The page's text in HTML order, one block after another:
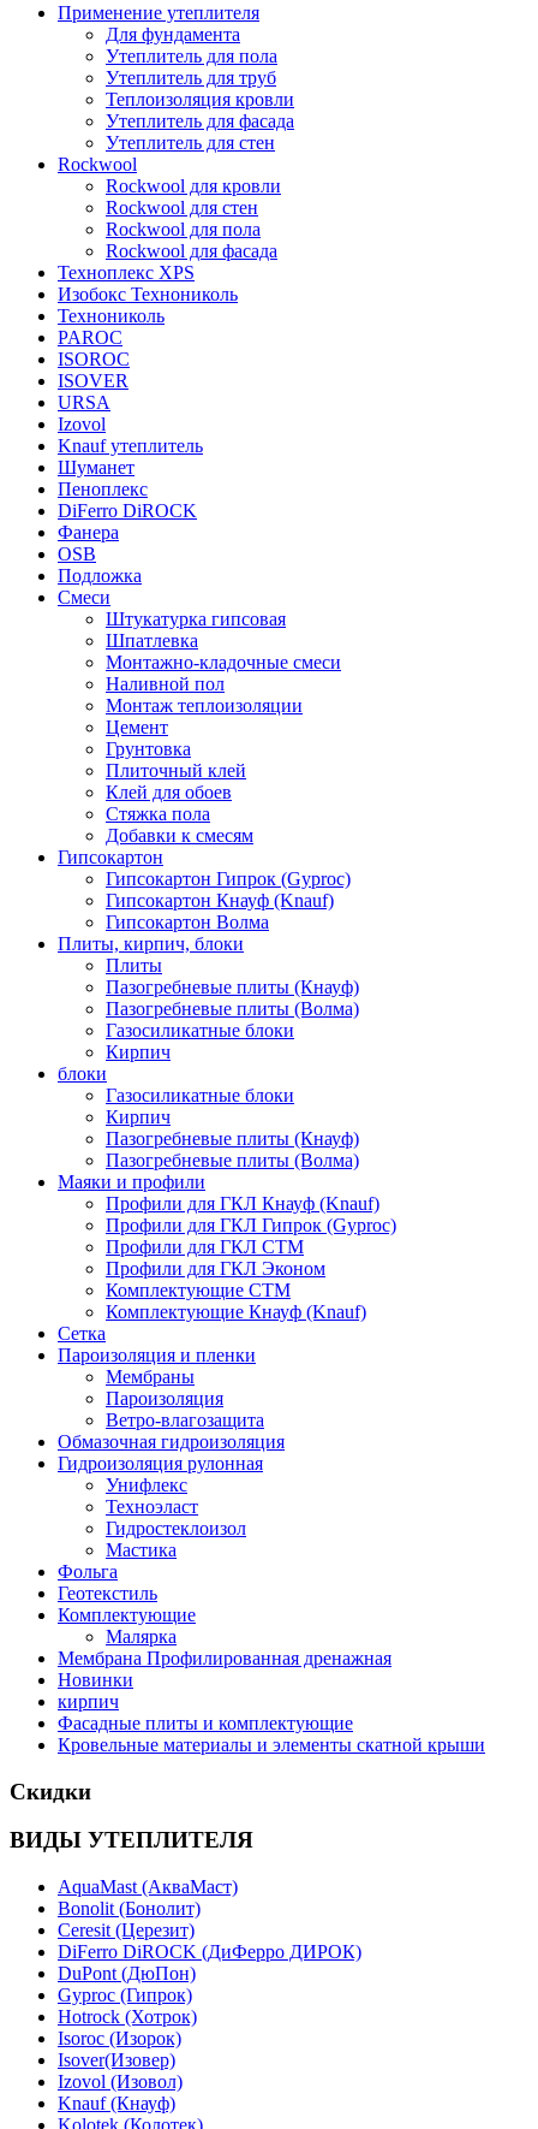
Применение утеплителя
Для фундамента
Утеплитель для пола
Утеплитель для труб
Теплоизоляция кровли
Утеплитель для фасада
Утеплитель для стен
Rockwool
Rockwool для кровли
Rockwool для стен
Rockwool для пола
Rockwool для фасада
Техноплекс XPS
Изобокс Технониколь
Технониколь
PAROC
ISOROC
ISOVER
URSA
Izovol
Knauf утеплитель
Шуманет
Пеноплекс
DiFerro DiROCK
Фанера
OSB
Подложка
Смеси
Штукатурка гипсовая
Шпатлевка
Монтажно-кладочные смеси
Наливной пол
Монтаж теплоизоляции
Цемент
Грунтовка
Плиточный клей
Клей для обоев
Стяжка пола
Добавки к смесям
Гипсокартон
Гипсокартон Гипрок (Gyproc)
Гипсокартон Кнауф (Knauf)
Гипсокартон Волма
Плиты, кирпич, блоки
Плиты
Пазогребневые плиты (Кнауф)
Пазогребневые плиты (Волма)
Газосиликатные блоки
Кирпич
блоки
Газосиликатные блоки
Кирпич
Пазогребневые плиты (Кнауф)
Пазогребневые плиты (Волма)
Маяки и профили
Профили для ГКЛ Кнауф (Knauf)
Профили для ГКЛ Гипрок (Gyproc)
Профили для ГКЛ СТМ
Профили для ГКЛ Эконом
Комплектующие СТМ
Комплектующие Кнауф (Knauf)
Сетка
Пароизоляция и пленки
Мембраны
Пароизоляция
Ветро-влагозащита
Обмазочная гидроизоляция
Гидроизоляция рулонная
Унифлекс
Техноэласт
Гидростеклоизол
Мастика
Фольга
Геотекстиль
Комплектующие
Малярка
Мембрана Профилированная дренажная
Новинки
кирпич
Фасадные плиты и комплектующие
Кровельные материалы и элементы скатной крыши
Скидки
ВИДЫ УТЕПЛИТЕЛЯ
AquaMast (АкваМаст)
Bonolit (Бонолит)
Ceresit (Церезит)
DiFerro DiROCK (ДиФерро ДИРОК)
DuPont (ДюПон)
Gyproc (Гипрок)
Hotrock (Хотрок)
Isoroc (Изорок)
Isover(Изовер)
Izovol (Изовол)
Knauf (Кнауф)
Kolotek (Колотек)